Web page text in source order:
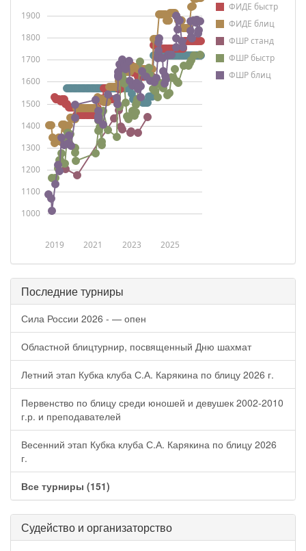
ФИДЕ быстр
ФИДЕ блиц
ФШР станд
ФШР быстр
ФШР блиц
2019 2021 2023 2025
1000
1100
1200
1300
1400
1500
1600
1700
1800
1900
Последние турниры
Сила России 2026 - — опен
Областной блицтурнир, посвященный Дню шахмат
Летний этап Кубка клуба С.А. Карякина по блицу 2026 г.
Первенство по блицу среди юношей и девушек 2002-2010
г.р. и преподавателей
Весенний этап Кубка клуба С.А. Карякина по блицу 2026
г.
Все турниры (151)
Судейство и организаторство